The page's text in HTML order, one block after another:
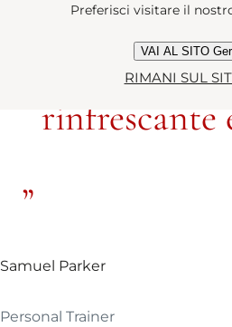
Ogni
rinfrescante
Samuel Parker
Personal Trainer
Preferisci visitare il
VAI AL SITO
RIMANI SUL